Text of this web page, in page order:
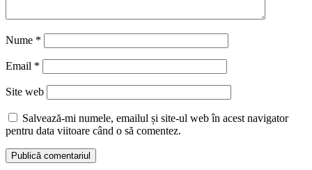
Nume *
Email *
Site web
Salvează-mi numele, emailul și site-ul web în acest navigator
pentru data viitoare când o să comentez.